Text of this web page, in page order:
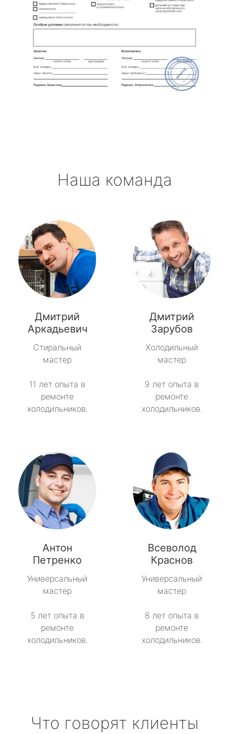
Наша команда
Дмитрий
Аркадьевич
Стиральный
мастер
11 лет опыта в
ремонте
холодильников.
Дмитрий
Зарубов
Холодильный
мастер
9 лет опыта в
ремонте
холодильников.
Антон
Петренко
Универсальный
мастер
5 лет опыта в
ремонте
холодильников.
Всеволод
Краснов
Универсальный
мастер
8 лет опыта в
ремонте
холодильников.
Что говорят клиенты